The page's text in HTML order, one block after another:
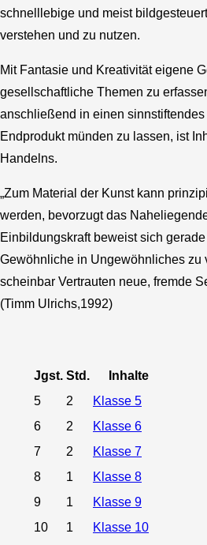
schnelllebige und meist
verstehen und zu nutzen.
Mit Fantasie und Kreativität eigene
gesellschaftliche Themen zu
anschließend in einen
Endprodukt münden zu lassen, ist
Handelns.
„Zum Material der Kunst kann
werden, bevorzugt das
Einbildungskraft beweist sich
Gewöhnliche in Ungewöhnliches zu
scheinbar Vertrauten neue, fremde
(Timm Ulrichs,1992)
Jgst. Std.
Inhalte
5
2
Klasse 5
6
2
Klasse 6
7
2
Klasse 7
8
1
Klasse 8
9
1
Klasse 9
10
1
Klasse 10